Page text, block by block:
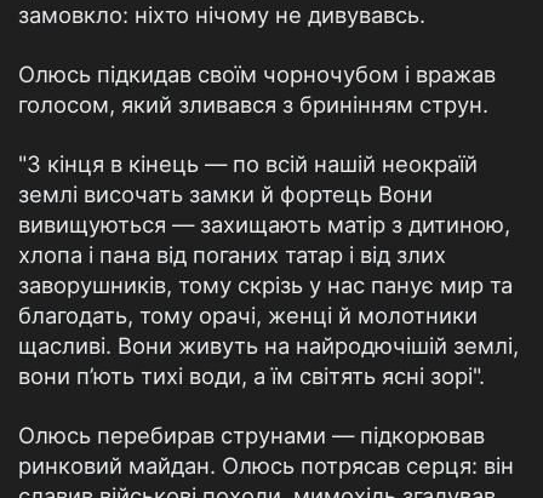
замовкло: ніхто нічому не дивувавсь.
Олюсь підкидав своїм чорночубом і вражав
голосом, який зливався з бринінням струн.
"З кінця в кінець — по всій нашій неокраїй
землі височать замки й фортець Вони
вивищуються — захищають матір з дитиною,
хлопа і пана від поганих татар і від злих
заворушників, тому скрізь у нас панує мир та
благодать, тому орачі, женці й молотники
щасливі. Вони живуть на найродючішій землі,
вони п’ють тихі води, а їм світять ясні зорі".
Олюсь перебирав струнами — підкорював
ринковий майдан. Олюсь потрясав серця: він